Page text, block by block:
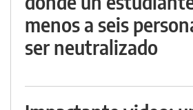
menos a seis
ser neutralizado